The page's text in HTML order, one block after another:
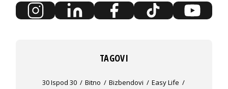
TAGOVI
30 Ispod 30 Bitno Bizbendovi
Easy Life